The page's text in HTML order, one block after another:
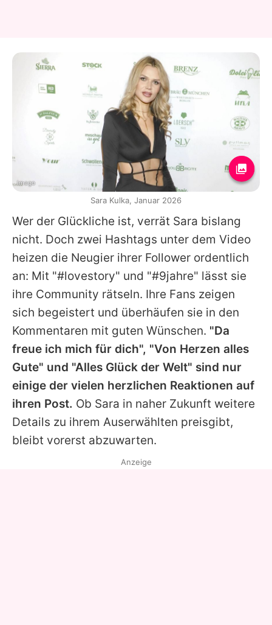
Wer der Glückliche ist, verrät Sara bislang
nicht. Doch zwei Hashtags unter dem Video
heizen die Neugier ihrer Follower ordentlich
an: Mit "#lovestory" und "#9jahre" lässt sie
ihre Community rätseln. Ihre Fans zeigen
sich begeistert und überhäufen sie in den
Kommentaren mit guten Wünschen. "Da
freue ich mich für dich", "Von Herzen alles
Gute" und "Alles Glück der Welt" sind nur
einige der vielen herzlichen Reaktionen auf
ihren Post. Ob Sara in naher Zukunft weitere
Details zu ihrem Auserwählten preisgibt,
bleibt vorerst abzuwarten.
Imago
Sara Kulka, Januar 2026
Anzeige